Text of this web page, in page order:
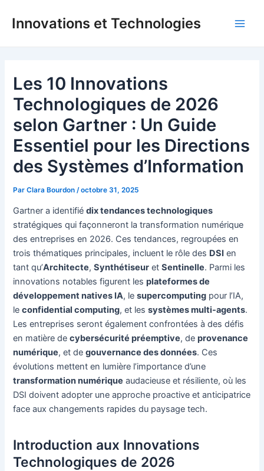
Innovations et Technologies
Les 10 Innovations
Technologiques de 2026
selon Gartner : Un Guide
Essentiel pour les Directions
des Systèmes d’Information
ParClara Bourdon /octobre 31, 2025
Gartner a identifiédix tendances technologiques
stratégiques qui façonneront la transformation numérique
des entreprises en 2026. Ces tendances, regroupées en
trois thématiques principales, incluent le rôle des DSI en
tant qu’Architecte,Synthétiseur etSentinelle. Parmi les
innovations notables figurent lesplateformes de
développement natives IA, lesupercomputing pour l’IA,
leconfidential computing, et lessystèmes multi-agents.
Les entreprises seront également confrontées à des défis
en matière decybersécurité préemptive, deprovenance
numérique, et degouvernance des données. Ces
évolutions mettent en lumière l’importance d’une
transformation numérique audacieuse et résiliente, où les
DSI doivent adopter une approche proactive et anticipatrice
face aux changements rapides du paysage tech.
Introduction aux Innovations
Technologiques de 2026